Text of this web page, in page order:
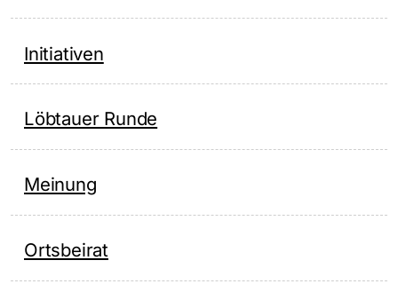
Initiativen
Löbtauer Runde
Meinung
Ortsbeirat